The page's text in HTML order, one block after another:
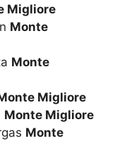
Migliore
Monte
Monte
Migliore
Monte Migliore
Monte